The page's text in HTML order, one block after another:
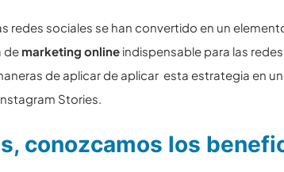
redes sociales se han convertido en un
de marketing online indispensable para las
de aplicar de aplicar esta estrategia en
Stories.
conozcamos los